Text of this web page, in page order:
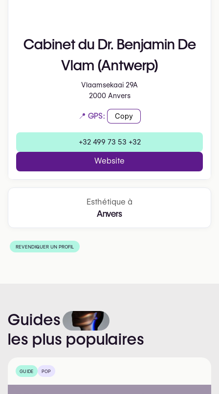
Cabinet du Dr. Benjamin De
Vlam (Antwerp)
Vlaamsekaai 29A
2000 Anvers
📍 GPS: Copy
+32 499 73 53 +32
Website
Esthétique à
Anvers
REVENDIQUER UN PROFIL
Guides
les plus populaires
GUIDE POP